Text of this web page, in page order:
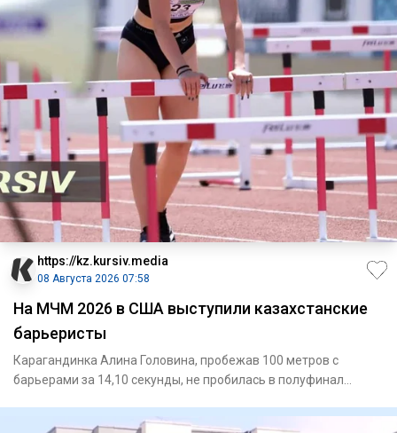
https://kz.kursiv.media
08 Августа 2026 07:58
На МЧМ 2026 в США выступили казахстанские
барьеристы
Карагандинка Алина Головина, пробежав 100 метров с
барьерами за 14,10 секунды, не пробилась в полуфинал